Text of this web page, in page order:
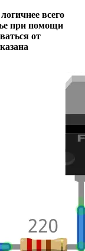
всего
при помощи
от